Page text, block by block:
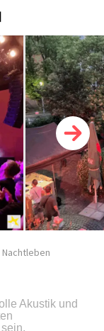
Nachtleben
Akustik und